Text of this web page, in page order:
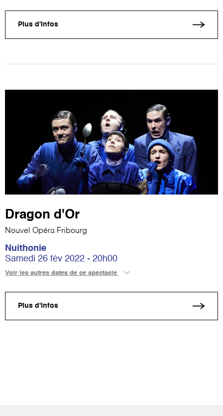
Plus d'infos
Dragon d'Or
Nouvel Opéra Fribourg
Nuithonie
Samedi 26 fév 2022 - 20h00
Voir les autres dates de ce spectacle
Plus d'infos